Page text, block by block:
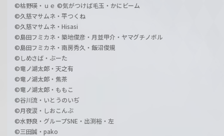
©枯野瑛・ｕｅ ©気がつけば毛玉・かにビーム
©久慈マサムネ・平つくね
©久慈マサムネ・Hisasi
©島田フミカネ・築地俊彦・月並甲介・ヤマグチノボル
©島田フミカネ・南房秀久・飯沼俊規
©しめさば・ぶーた
©竜ノ湖太郎・天之有
©竜ノ湖太郎・焦茶
©竜ノ湖太郎・ももこ
©谷川流・いとうのいぢ
©月夜涙・しおこんぶ
©水野良・グループSNE・出渕裕・左
©三田誠・pako